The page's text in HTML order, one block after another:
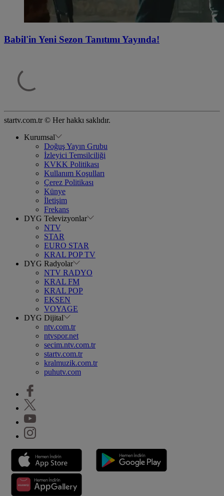
Babil'in Yeni Sezon Tanıtımı Yayında!
startv.com.tr © Her hakkı saklıdır.
Kurumsal
Doğuş Yayın Grubu
İzleyici Temsilciliği
KVKK Politikası
Kullanım Koşulları
Çerez Politikası
Künye
İletişim
Frekans
DYG Televizyonlar
NTV
STAR
EURO STAR
KRAL POP TV
DYG Radyolar
NTV RADYO
KRAL FM
KRAL POP
EKSEN
VOYAGE
DYG Dijital
ntv.com.tr
ntvspor.net
secim.ntv.com.tr
startv.com.tr
kralmuzik.com.tr
puhutv.com